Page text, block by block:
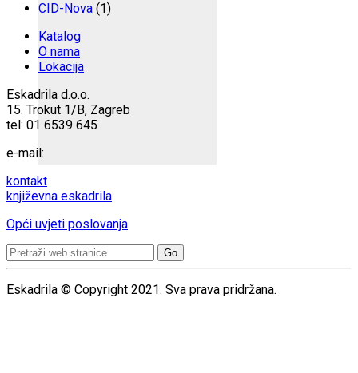
CID-Nova (1)
Katalog
O nama
Lokacija
Eskadrila d.o.o.
15. Trokut 1/B, Zagreb
tel: 01 6539 645
e-mail:
kontakt
književna eskadrila
Opći uvjeti poslovanja
Search
for:
Eskadrila © Copyright 2021. Sva prava pridržana.